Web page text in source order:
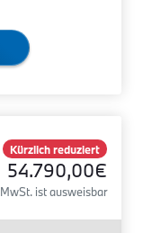
Kürzlich reduziert
54.790,00€
MwSt. ist ausweisbar